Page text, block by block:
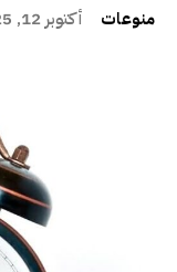
منوعات أكتوبر 12, 2025